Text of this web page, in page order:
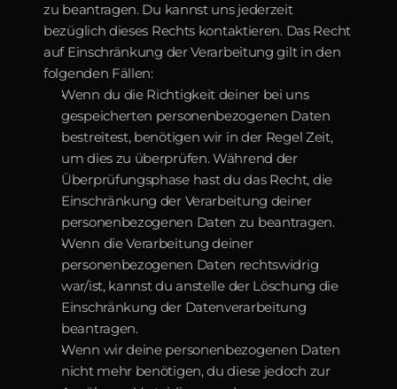
zu beantragen. Du kannst uns jederzeit
bezüglich dieses Rechts kontaktieren. Das Recht
auf Einschränkung der Verarbeitung gilt in den
folgenden Fällen:
Wenn du die Richtigkeit deiner bei uns
gespeicherten personenbezogenen Daten
bestreitest, benötigen wir in der Regel Zeit,
um dies zu überprüfen. Während der
Überprüfungsphase hast du das Recht, die
Einschränkung der Verarbeitung deiner
personenbezogenen Daten zu beantragen.
Wenn die Verarbeitung deiner
personenbezogenen Daten rechtswidrig
war/ist, kannst du anstelle der Löschung die
Einschränkung der Datenverarbeitung
beantragen.
Wenn wir deine personenbezogenen Daten
nicht mehr benötigen, du diese jedoch zur